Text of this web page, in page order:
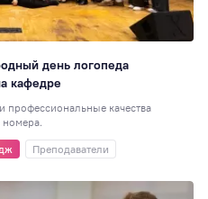
день логопеда
кафедре
профессиональные качества
номера.
Преподаватели